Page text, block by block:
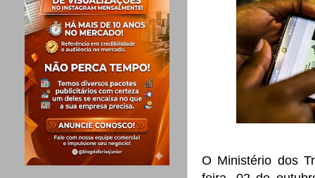
O Ministério dos